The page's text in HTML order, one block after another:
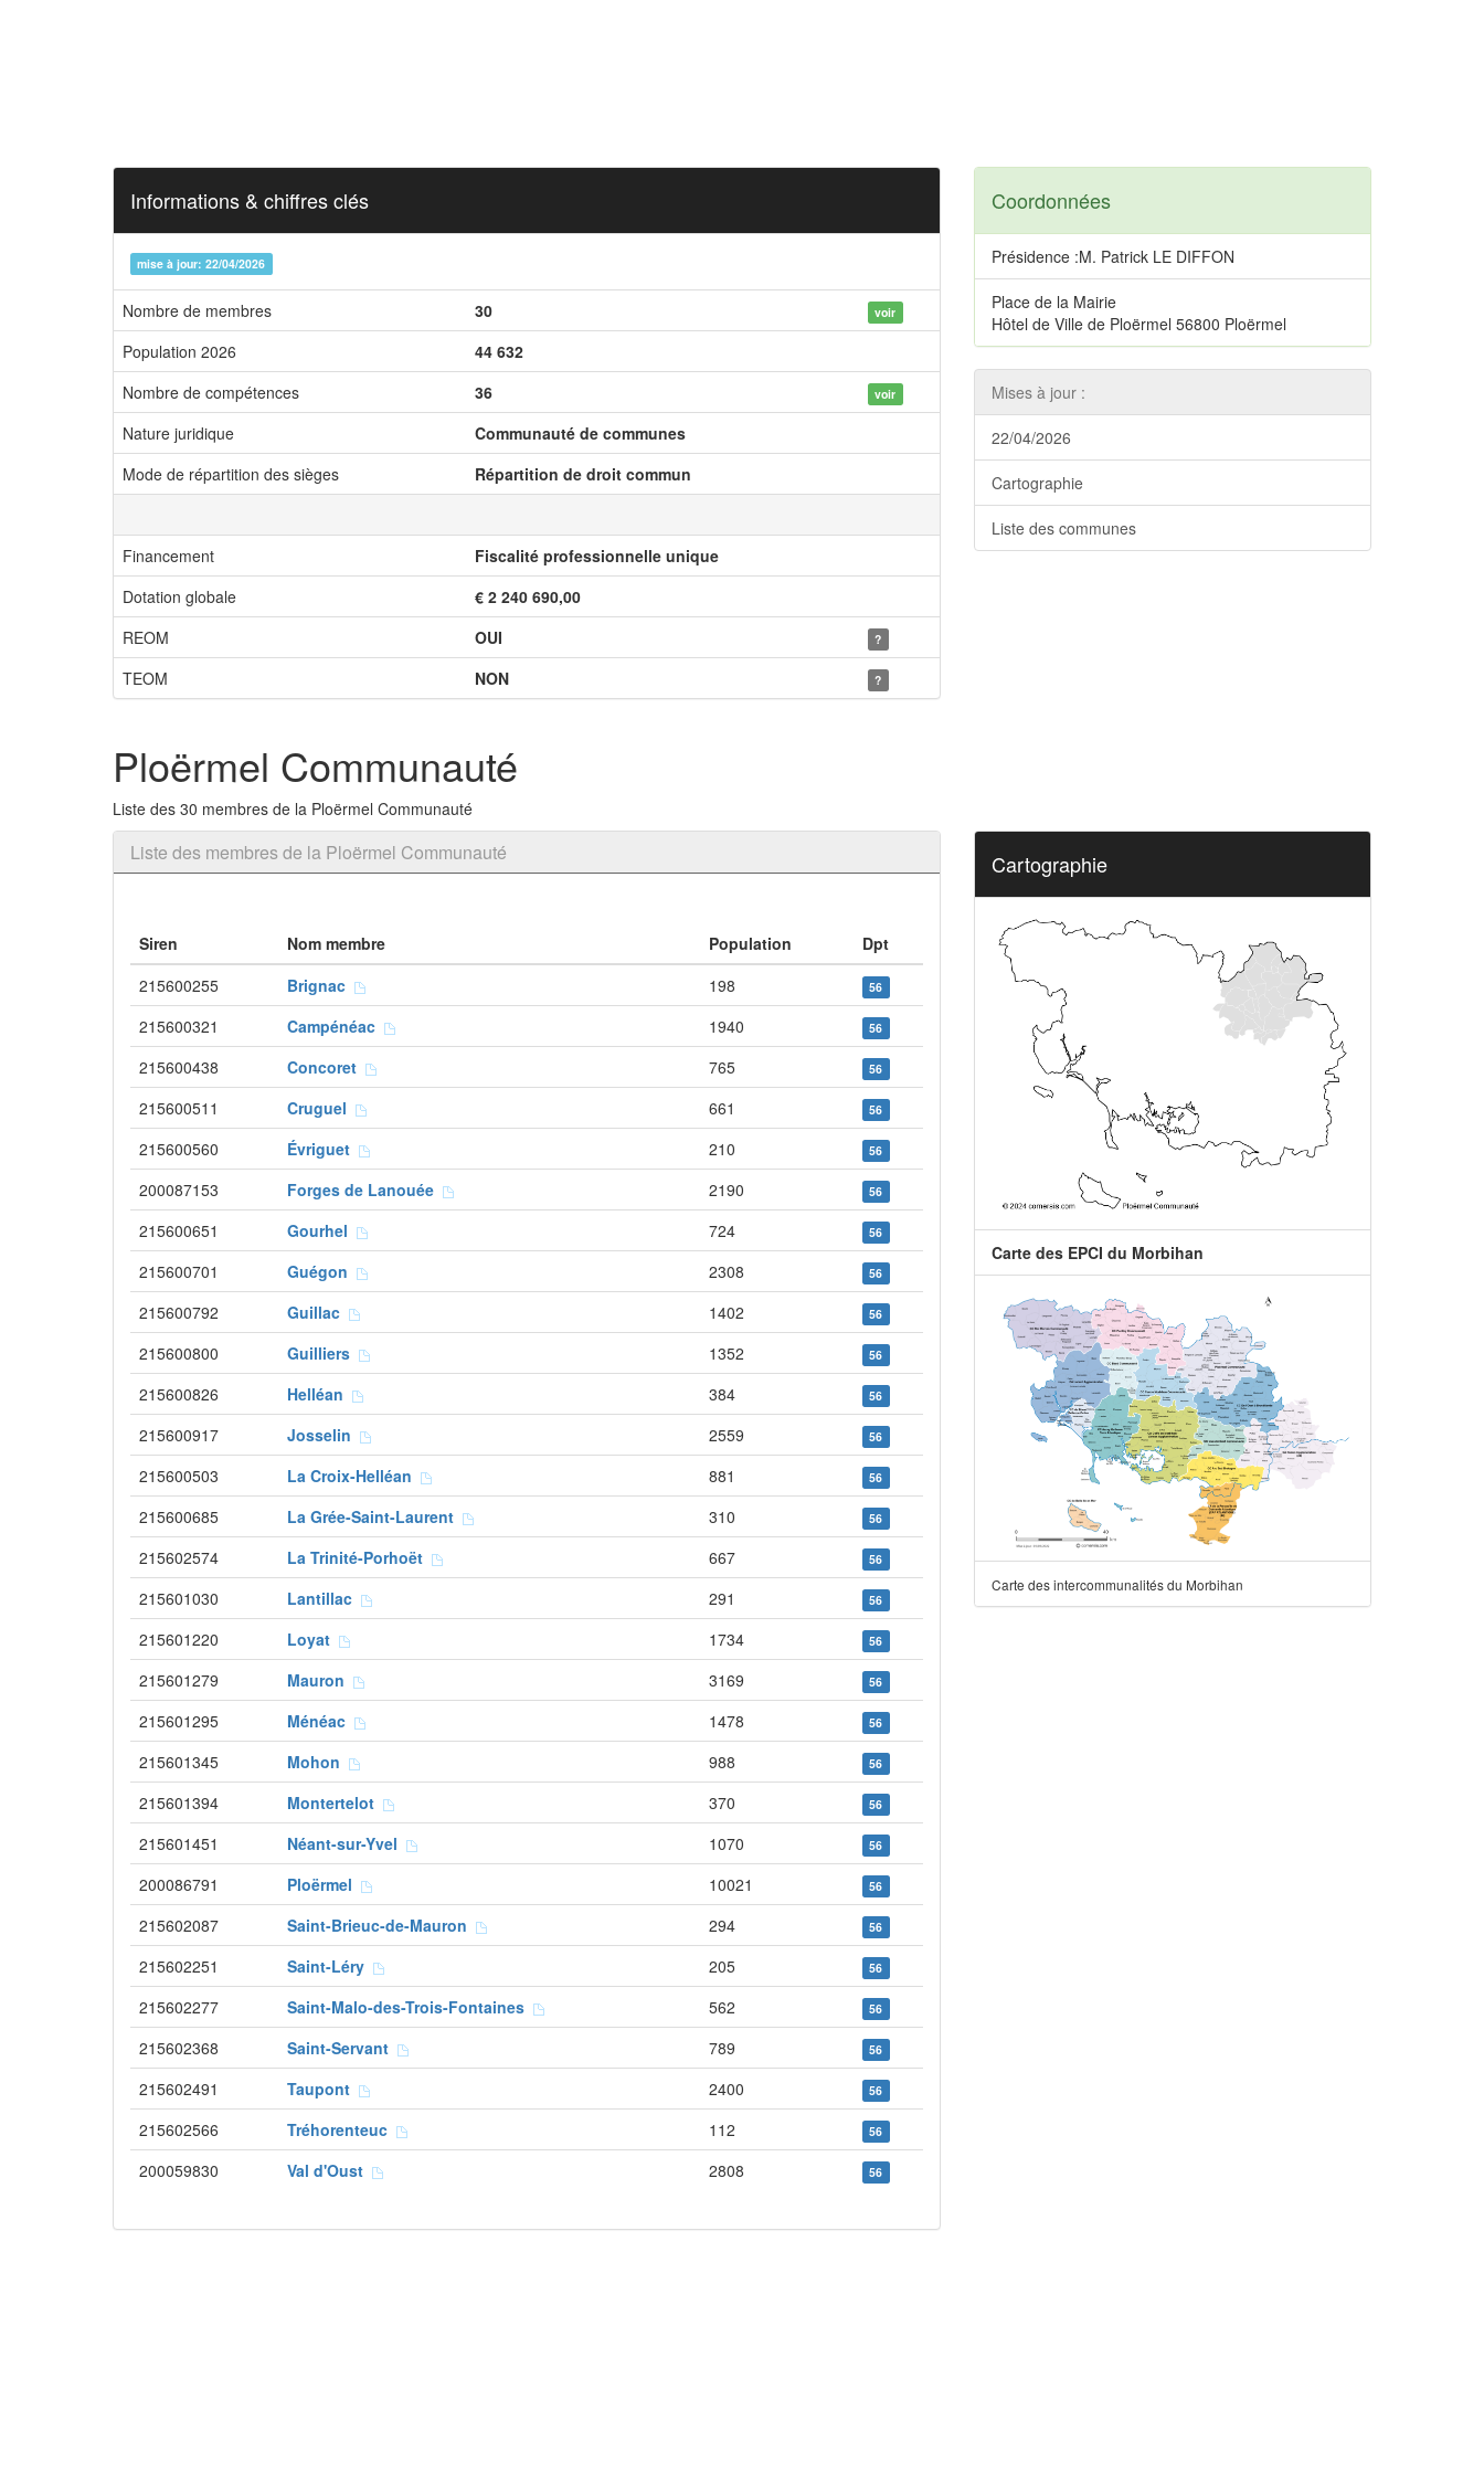
Informations & chiffres clés
mise à jour: 22/04/2026
Nombre de membres 30 voir
Population 2026
44 632
Nombre de compétences
36 voir
Nature juridique
Communauté de communes
Mode de répartition des sièges
Répartition de droit commun
Financement
Fiscalité professionnelle unique
Dotation globale
€ 2 240 690,00
REOM
OUI ?
TEOM NON ?
Coordonnées
Présidence :M. Patrick LE DIFFON
Place de la Mairie
Hôtel de Ville de Ploërmel 56800 Ploërmel
Mises à jour :
22/04/2026
Cartographie
Liste des communes
Ploërmel Communauté
Liste des 30 membres de la Ploërmel Communauté
Liste des membres de la Ploërmel Communauté
Siren Nom membre Population
Dpt
215600255
Brignac 198 56
215600321 Campénéac 1940 56
215600438 Concoret 765 56
215600511 Cruguel 661 56
215600560 Évriguet 210 56
200087153 Forges de Lanouée 2190 56
215600651 Gourhel 724 56
215600701 Guégon 2308 56
215600792 Guillac 1402 56
215600800 Guilliers 1352 56
215600826 Helléan 384 56
215600917 Josselin 2559 56
215600503 La Croix-Helléan 881 56
215600685 La Grée-Saint-Laurent 310 56
215602574 La Trinité-Porhoët 667 56
215601030 Lantillac 291 56
215601220 Loyat 1734 56
215601279 Mauron 3169 56
215601295 Ménéac 1478 56
215601345 Mohon 988 56
215601394 Montertelot 370 56
215601451 Néant-sur-Yvel 1070 56
200086791 Ploërmel 10021 56
215602087 Saint-Brieuc-de-Mauron 294 56
215602251 Saint-Léry 205 56
215602277 Saint-Malo-des-Trois-Fontaines 562 56
215602368 Saint-Servant 789 56
215602491 Taupont 2400 56
215602566 Tréhorenteuc 112 56
200059830 Val d'Oust 2808 56
Cartographie
Carte des EPCI du Morbihan
Carte des intercommunalités du Morbihan